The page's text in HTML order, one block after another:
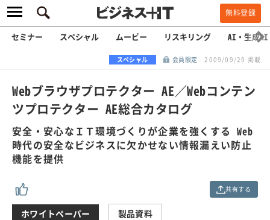
無料登録
セミナー スペシャル ムービー リスキリング AI・生成AI
スペシャル 会員限定 2009/09/29 掲載
Webブラウザプロテクター AE／Webコンテン
ツプロテクター AE総合カタログ
安全・安心なＩＴ環境づくりが企業を強くする Web
時代の安全なビジネスに欠かせない情報漏えい防止
機能を提供
共有する
ホワイトペーパー 製品資料